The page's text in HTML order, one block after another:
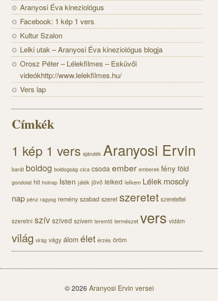
Aranyosi Éva kineziológus
Facebook: 1 kép 1 vers
Kultur Szalon
Lelki utak – Aranyosi Éva kineziológus blogja
Orosz Péter – Lélekfilmes – Esküvői
videókhttp://www.lelekfilmes.hu/
Vers lap
Címkék
1 kép 1 vers ajándék Aranyosi Ervin
barát boldog boldogság cica csoda ember emberek fényföld
gondolat hit holnap Isten játék jövő lelked lelkem Lélek mosoly
nap pénz ragyog remény szabad szeret szeretet szeretettel
szeretni szív szíved szívem teremtő természet vers vidám
világ virág vágy álomélet érzés öröm
© 2026 Aranyosi Ervin versei